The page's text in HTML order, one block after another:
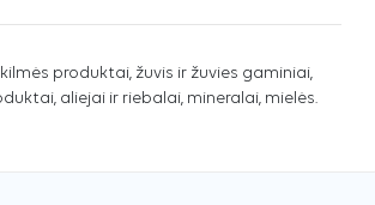
produktai, žuvis ir žuvies gaminiai,
aliejai ir riebalai, mineralai, mielės.